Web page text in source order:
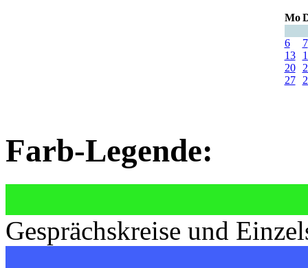
Mo
6
7
13
20
27
Farb-Legende:
Gesprächskreise und